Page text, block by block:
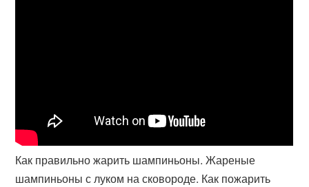
Как правильно жарить шампиньоны. Жареные
шампиньоны с луком на сковороде. Как пожарить